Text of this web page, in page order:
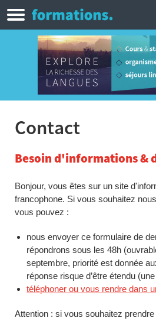
Contact
Besoin d'informations &
Bonjour, vous êtes sur un site
francophone. Si vous souhaitez
vous pouvez :
nous envoyer ce formulaire de
répondrons sous les 48h
septembre, priorité est donnée
réponse risque d’être étendu
téléphoner ou vous rendre dans
Attention : si vous souhaitez